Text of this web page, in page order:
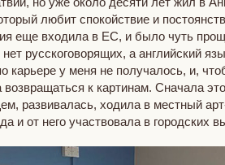
любит спокойствие и
еще входила в ЕС, и было чуть
русскоговорящих, а английский
у меня не получалось, и,
к картинам. Сначала
развивалась, ходила в местный
и от него участвовала в городских